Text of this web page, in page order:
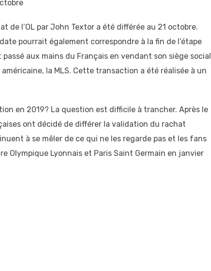
de l’OL par John Textor a été différée au 21 octobre.
pourrait également correspondre à la fin de l’étape
aux mains du Français en vendant son siège social
la MLS. Cette transaction a été réalisée à un
en 2019? La question est difficile à trancher. Après le
ont décidé de différer la validation du rachat
à se mêler de ce qui ne les regarde pas et les fans
Olympique Lyonnais et Paris Saint Germain en janvier